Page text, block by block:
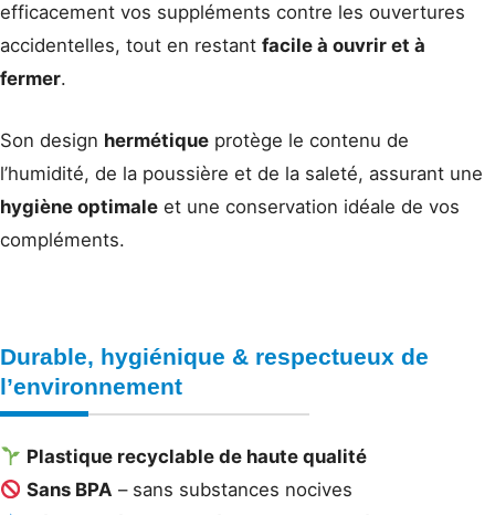
efficacement vos suppléments contre les ouvertures
accidentelles, tout en restant facile à ouvrir et à
fermer.
Son design hermétique protège le contenu de
l’humidité, de la poussière et de la saleté, assurant une
hygiène optimale et une conservation idéale de vos
compléments.
Durable, hygiénique & respectueux de
l’environnement
Plastique recyclable de haute qualité
Sans BPA – sans substances nocives